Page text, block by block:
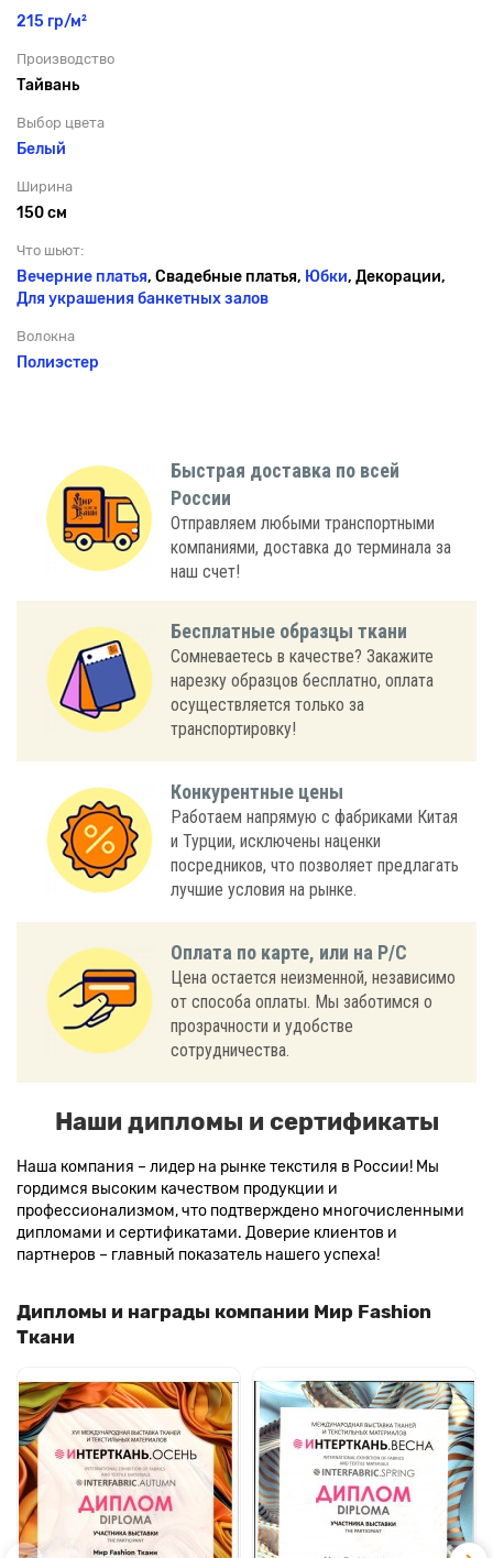
215 гр/м²
Производство
Тайвань
Выбор цвета
Белый
Ширина
150 см
Что шьют:
Вечерние платья, Свадебные платья, Юбки, Декорации,
Для украшения банкетных залов
Волокна
Полиэстер
Быстрая доставка по всей
России
Отправляем любыми транспортными
компаниями, доставка до терминала за
наш счет!
Бесплатные образцы ткани
Сомневаетесь в качестве? Закажите
нарезку образцов бесплатно, оплата
осуществляется только за
транспортировку!
Конкурентные цены
Работаем напрямую с фабриками Китая
и Турции, исключены наценки
посредников, что позволяет предлагать
лучшие условия на рынке.
Оплата по карте, или на Р/С
Цена остается неизменной, независимо
от способа оплаты. Мы заботимся о
прозрачности и удобстве
сотрудничества.
Наши дипломы и сертификаты
Наша компания – лидер на рынке текстиля в России! Мы
гордимся высоким качеством продукции и
профессионализмом, что подтверждено многочисленными
дипломами и сертификатами. Доверие клиентов и
партнеров – главный показатель нашего успеха!
Дипломы и награды компании Мир Fashion
Ткани